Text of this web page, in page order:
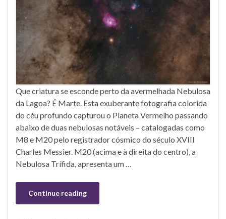
Que criatura se esconde perto da avermelhada Nebulosa
da Lagoa? É Marte. Esta exuberante fotografia colorida
do céu profundo capturou o Planeta Vermelho passando
abaixo de duas nebulosas notáveis – catalogadas como
M8 e M20 pelo registrador cósmico do século XVIII
Charles Messier. M20 (acima e à direita do centro), a
Nebulosa Trífida, apresenta um …
Continue reading